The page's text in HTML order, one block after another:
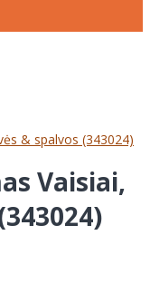
& spalvos (343024)
Vaisiai,